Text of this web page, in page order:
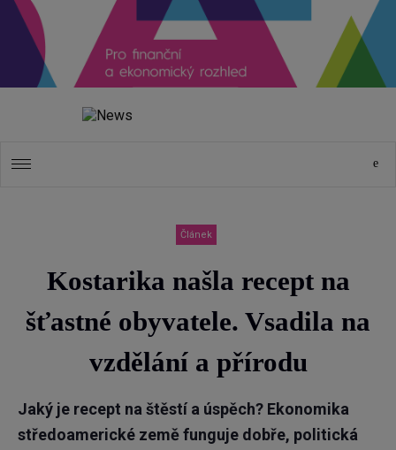
Článek
Kostarika našla recept na
šťastné obyvatele. Vsadila na
vzdělání a přírodu
Jaký je recept na štěstí a úspěch? Ekonomika
středoamerické země funguje dobře, politická